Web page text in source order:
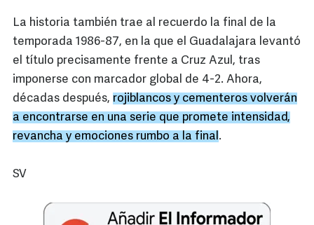
La historia también trae al recuerdo la final de la
temporada 1986-87, en la que el Guadalajara levantó
el título precisamente frente a Cruz Azul, tras
imponerse con marcador global de 4-2. Ahora,
décadas después, rojiblancos y cementeros volverán
a encontrarse en una serie que promete intensidad,
revancha y emociones rumbo a la final.
SV